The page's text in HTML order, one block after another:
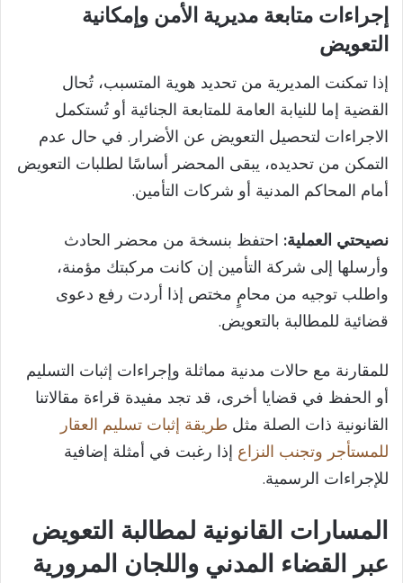
إجراءات متابعة مديرية الأمن وإمكانية
التعويض
إذا تمكنت المديرية من تحديد هوية المتسبب، تُحال
القضية إما للنيابة العامة للمتابعة الجنائية أو تُستكمل
الاجراءات لتحصيل التعويض عن الأضرار. في حال عدم
التمكن من تحديده، يبقى المحضر أساسًا لطلبات التعويض
أمام المحاكم المدنية أو شركات التأمين.
نصيحتي العملية: احتفظ بنسخة من محضر الحادث
وأرسلها إلى شركة التأمين إن كانت مركبتك مؤمنة،
واطلب توجيه من محامٍ مختص إذا أردت رفع دعوى
قضائية للمطالبة بالتعويض.
للمقارنة مع حالات مدنية مماثلة وإجراءات إثبات التسليم
أو الحفظ في قضايا أخرى، قد تجد مفيدة قراءة مقالاتنا
القانونية ذات الصلة مثل طريقة إثبات تسليم العقار
للمستأجر وتجنب النزاع إذا رغبت في أمثلة إضافية
للإجراءات الرسمية.
المسارات القانونية لمطالبة التعويض
عبر القضاء المدني واللجان المرورية